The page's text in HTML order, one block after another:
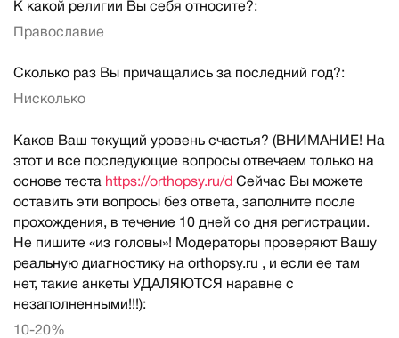
К какой религии Вы себя относите?:
Православие
Сколько раз Вы причащались за последний год?:
Нисколько
Каков Ваш текущий уровень счастья? (ВНИМАНИЕ! На
этот и все последующие вопросы отвечаем только на
основе теста https://orthopsy.ru/d Сейчас Вы можете
оставить эти вопросы без ответа, заполните после
прохождения, в течение 10 дней со дня регистрации.
Не пишите «из головы»! Модераторы проверяют Вашу
реальную диагностику на orthopsy.ru , и если ее там
нет, такие анкеты УДАЛЯЮТСЯ наравне с
незаполненными!!!):
10-20%